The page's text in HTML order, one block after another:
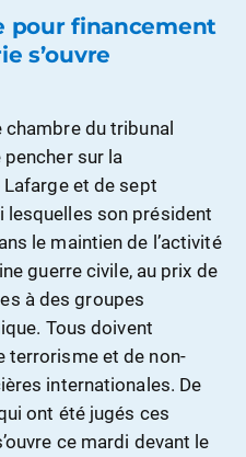
pour financement
s’ouvre
chambre du tribunal
sur la
et de sept
lesquelles son président
le maintien de l’activité
guerre civile, au prix de
à des groupes
Tous doivent
terrorisme et de non-
internationales. De
ont été jugés ces
ce mardi devant le